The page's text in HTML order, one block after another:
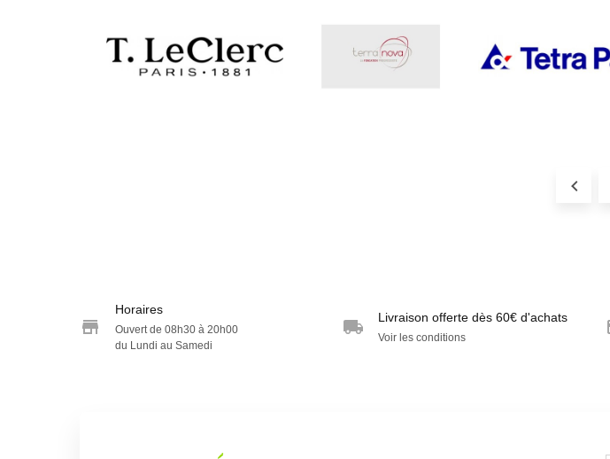
Horaires
Ouvert de 08h30 à 20h00
du Lundi au Samedi
Livraison offerte dès 60€ d'achats
Voir les conditions